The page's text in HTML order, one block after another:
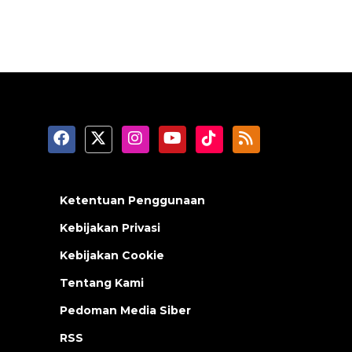
Ketentuan Penggunaan
Kebijakan Privasi
Kebijakan Cookie
Tentang Kami
Pedoman Media Siber
RSS